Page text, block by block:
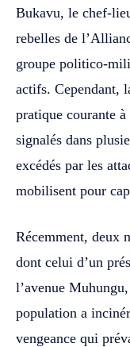
Bukavu, le chef-
rebelles de
groupe politico-
actifs. Cependant,
pratique courante
signalés dans
excédés par les
mobilisent pour
Récemment, deux
dont celui d’un
l’avenue
population a
vengeance qui